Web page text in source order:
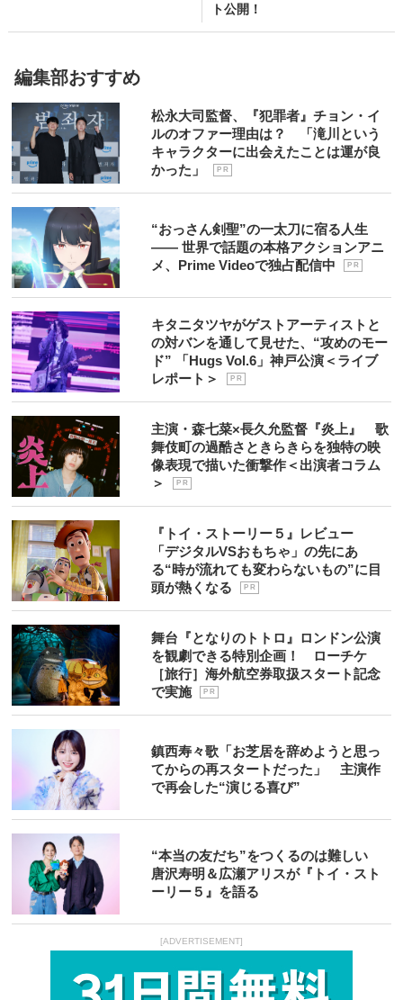
ト公開！
編集部おすすめ
松永大司監督、『犯罪者』チョン・イ
ルのオファー理由は？ 「滝川という
キャラクターに出会えたことは運が良
かった」
P R
“おっさん剣聖”の一太刀に宿る人生
―― 世界で話題の本格アクションアニ
メ、Prime Videoで独占配信中
P R
キタニタツヤがゲストアーティストと
の対バンを通して見せた、“攻めのモー
ド” 「Hugs Vol.6」神戸公演＜ライブ
レポート＞
P R
主演・森七菜×長久允監督『炎上』 歌
舞伎町の過酷さときらきらを独特の映
像表現で描いた衝撃作＜出演者コラム
＞
P R
『トイ・ストーリー５』レビュー
「デジタルVSおもちゃ」の先にあ
る“時が流れても変わらないもの”に目
頭が熱くなる
P R
舞台『となりのトトロ』ロンドン公演
を観劇できる特別企画！ ローチケ
［旅行］海外航空券取扱スタート記念
で実施
P R
鎮西寿々歌「お芝居を辞めようと思っ
てからの再スタートだった」 主演作
で再会した“演じる喜び”
“本当の友だち”をつくるのは難しい
唐沢寿明＆広瀬アリスが『トイ・スト
ーリー５』を語る
[ADVERTISEMENT]